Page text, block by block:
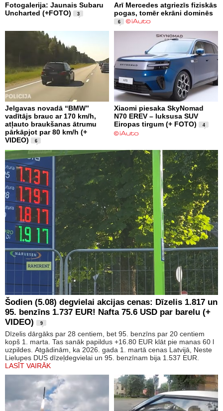
Fotogalerija: Jaunais Subaru
Uncharted (+FOTO)
3
Arī Mercedes atgriezīs fiziskās
pogas, tomēr ekrāni dominēs
6
Jelgavas novadā “BMW”
vadītājs brauc ar 170 km/h,
atļauto braukšanas ātrumu
pārkāpjot par 80 km/h (+
VIDEO)
6
Xiaomi piesaka SkyNomad
N70 EREV – luksusa SUV
Eiropas tirgum (+ FOTO)
4
Šodien (5.08) degvielai akcijas cenas: Dīzelis 1.817 un
95. benzīns 1.737 EUR! Nafta 75.6 USD par barelu (+
VIDEO)
9
Dīzelis dārgāks par 28 centiem, bet 95. benzīns par 20 centiem
kopš 1. marta. Tas sanāk papildus +16.80 EUR klāt pie manas 60 l
uzpildes. Atgādinām, ka 2026. gada 1. martā cenas Latvijā, Neste
Lielupes DUS dīzeļdegvielai un 95. benzīnam bija 1.537 EUR.
LASĪT VAIRĀK